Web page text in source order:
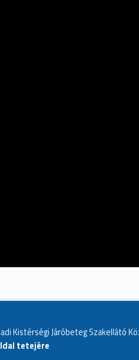
Kistérségi Járóbeteg Szakellátó
tetejére